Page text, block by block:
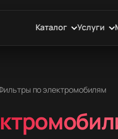
Каталог Услуги
по электромобилям